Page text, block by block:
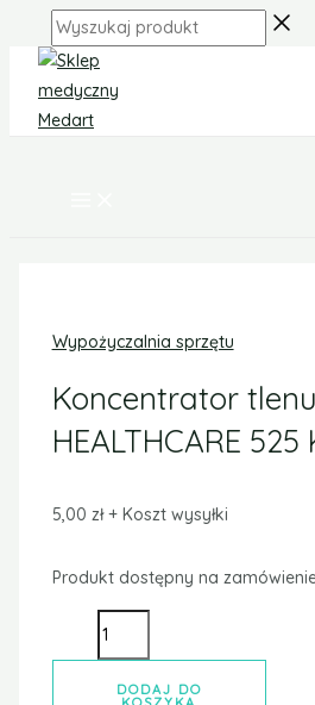
content
Wyszukaj
produkt
MENU
Wypożyczalnia sprzętu
Koncentrator
HEALTHCARE 525
5,00 zł + Koszt wysyłki
Produkt dostępny na
ilość
Koncentrator
tlenu
DeVibiliss
HEALTHCARE
DODAJ DO